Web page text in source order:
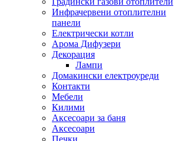
Инфрачервени отоплителни
панели
Електрически котли
Арома Дифузери
Декорация
Лампи
Домакински електроуреди
Контакти
Мебели
Килими
Аксесоари за баня
Аксесоари
Печки